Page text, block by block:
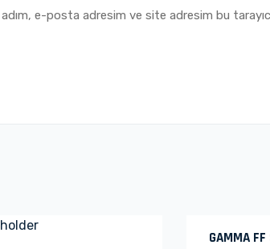
e-posta adresim ve site adresim bu
GAMMA